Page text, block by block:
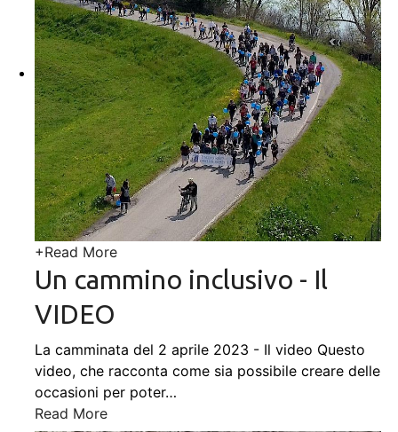
+Read More
Un cammino inclusivo - Il
VIDEO
La camminata del 2 aprile 2023 - Il video Questo
video, che racconta come sia possibile creare delle
occasioni per poter…
Read More